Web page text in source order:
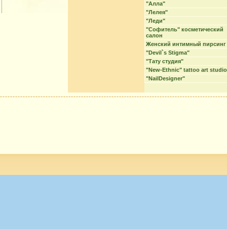
"Алла"
"Лелея"
"Леди"
"Софитель" косметический
салон
Женский интимный пирсинг
"Devil`s Stigma"
"Тату студия"
"New-Ethnic" tattoo art studio
"NailDesigner"